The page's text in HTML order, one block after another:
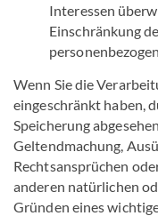
Interessen
Einschränkung
Wenn Sie die
eingeschränkt haben,
Speicherung
Geltendmachung,
Rechtsansprüchen
anderen natürlichen
Gründen eines